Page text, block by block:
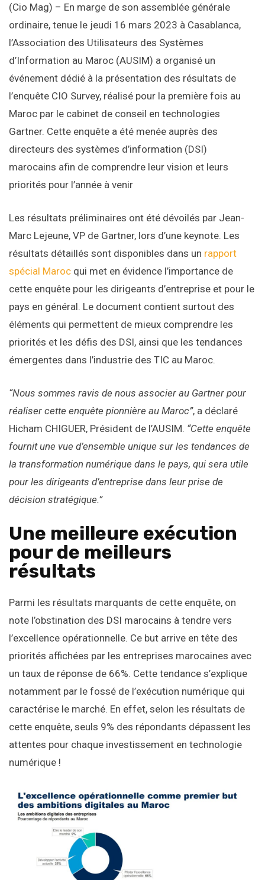
(Cio Mag) – En marge de son assemblée générale
ordinaire, tenue le jeudi 16 mars 2023 à Casablanca,
l’Association des Utilisateurs des Systèmes
d’Information au Maroc (AUSIM) a organisé un
événement dédié à la présentation des résultats de
l’enquête CIO Survey, réalisé pour la première fois au
Maroc par le cabinet de conseil en technologies
Gartner. Cette enquête a été menée auprès des
directeurs des systèmes d’information (DSI)
marocains afin de comprendre leur vision et leurs
priorités pour l’année à venir
Les résultats préliminaires ont été dévoilés par Jean-
Marc Lejeune, VP de Gartner, lors d’une keynote. Les
résultats détaillés sont disponibles dans un rapport
spécial Maroc qui met en évidence l’importance de
cette enquête pour les dirigeants d’entreprise et pour le
pays en général. Le document contient surtout des
éléments qui permettent de mieux comprendre les
priorités et les défis des DSI, ainsi que les tendances
émergentes dans l’industrie des TIC au Maroc.
“Nous sommes ravis de nous associer au Gartner pour
réaliser cette enquête pionnière au Maroc”, a déclaré
Hicham CHIGUER, Président de l’AUSIM. “Cette enquête
fournit une vue d’ensemble unique sur les tendances de
la transformation numérique dans le pays, qui sera utile
pour les dirigeants d’entreprise dans leur prise de
décision stratégique.”
Une meilleure exécution
pour de meilleurs
résultats
Parmi les résultats marquants de cette enquête, on
note l’obstination des DSI marocains à tendre vers
l’excellence opérationnelle. Ce but arrive en tête des
priorités affichées par les entreprises marocaines avec
un taux de réponse de 66%. Cette tendance s’explique
notamment par le fossé de l’exécution numérique qui
caractérise le marché. En effet, selon les résultats de
cette enquête, seuls 9% des répondants dépassent les
attentes pour chaque investissement en technologie
numérique !